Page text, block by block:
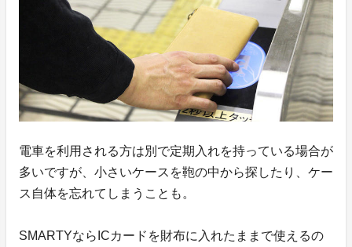
電車を利用される方は別で定期入れを持っている場合が
多いですが、小さいケースを鞄の中から探したり、ケー
ス自体を忘れてしまうことも。
SMARTYならICカードを財布に入れたままで使えるの